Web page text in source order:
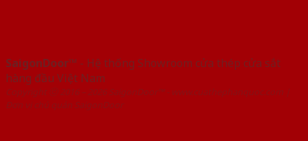
SaigonDoor™ - Hệ thống Showroom cửa thép cửa sắt
hàng đầu Việt Nam
Copyright ⓒ 2016 – 2026 SaigonDoor™ - www.cuathephanquoc.com |
Đơn vị chủ quản SaigonDoor